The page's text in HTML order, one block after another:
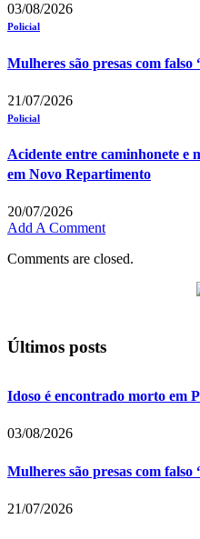
03/08/2026
Policial
Mulheres são presas com
21/07/2026
Policial
Acidente entre caminhonete e
em Novo Repartimento
20/07/2026
Add A Comment
Comments are closed.
Últimos posts
Idoso é encontrado morto em
03/08/2026
Mulheres são presas com
21/07/2026